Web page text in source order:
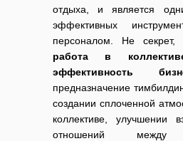
отдыха, и является
эффективных
персоналом. Не секрет,
работа в
эффективность
предназначение
создании сплоченной
коллективе, улучшении
отношений между